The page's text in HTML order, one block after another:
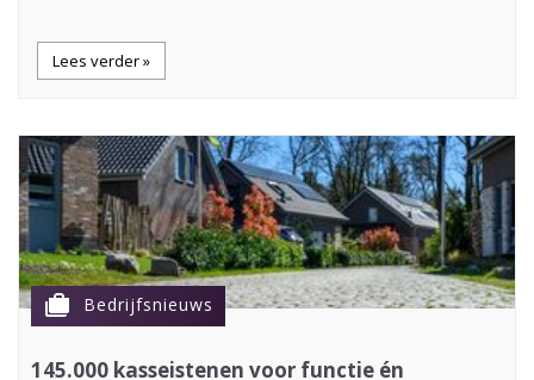
Lees verder »
cases Bedrijfsnieuws
145.000 kasseistenen voor functie én